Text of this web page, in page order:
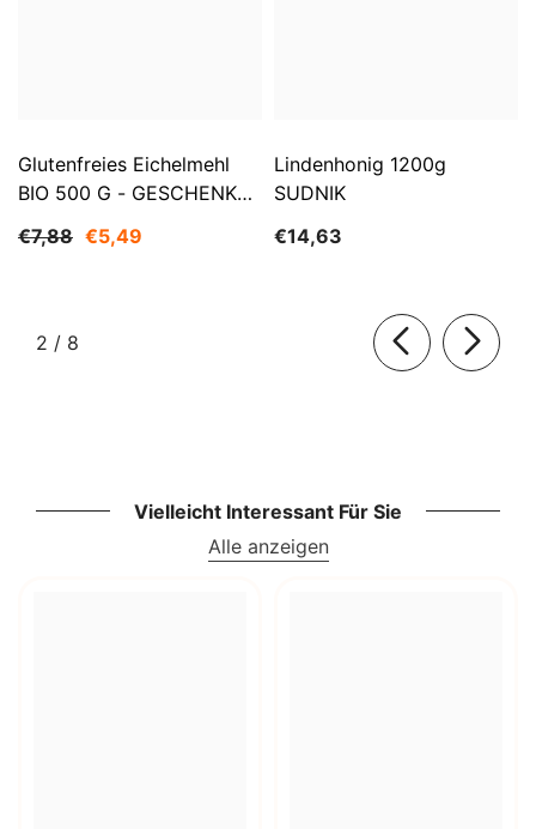
Glutenfreies Eichelmehl
BIO 500 G - GESCHENKE
€7,88 €5,49
Lindenhonig 1200g
SUDNIK
€14,63
2 / von
8
Vielleicht Interessant Für Sie
Alle anzeigen